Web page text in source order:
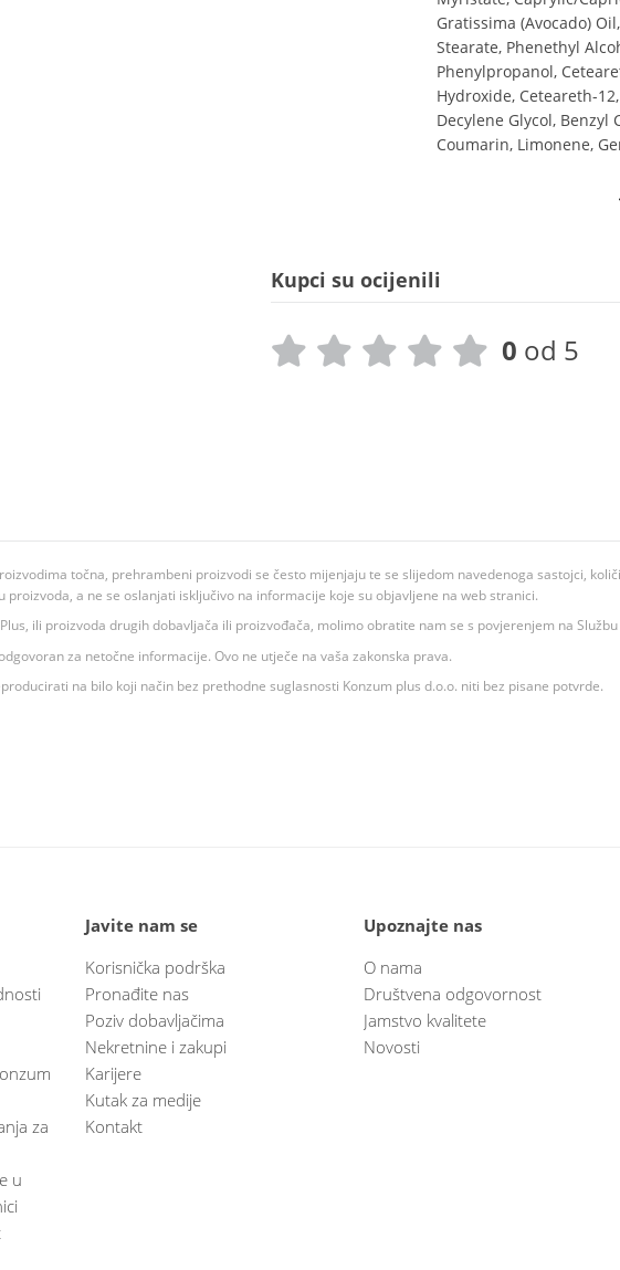
Gratissima (Avocado)
Stearate, Phenethyl
Phenylpropanol,
Hydroxide, Ceteareth-
Decylene Glycol,
Coumarin, Limonene,
Kupci su ocijenili
0 od 5
točna, prehrambeni proizvodi se često mijenjaju te se slijedom navedenoga sastojci,
a ne se oslanjati isključivo na informacije koje su objavljene na web stranici.
ili proizvoda drugih dobavljača ili proizvođača, molimo obratite nam se s povjerenjem na Službu
za netočne informacije. Ovo ne utječe na vaša zakonska prava.
na bilo koji način bez prethodne suglasnosti Konzum plus d.o.o. niti bez pisane potvrde.
za
u
Javite nam se
Korisnička podrška
Pronađite nas
Poziv dobavljačima
Nekretnine i zakupi
Karijere
Kutak za medije
Kontakt
Upoznajte nas
O nama
Društvena odgovornost
Jamstvo kvalitete
Novosti